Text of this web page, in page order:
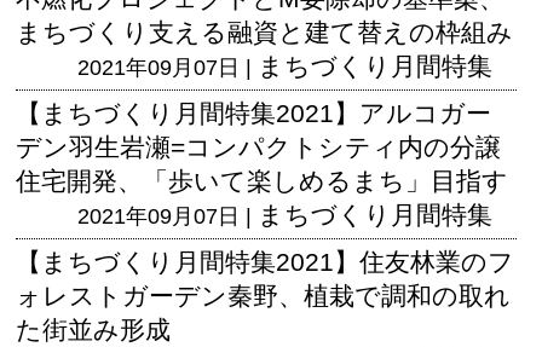
まちづくり支える融資と建て替えの枠組み
2021年09月07日 | まちづくり月間特集
【まちづくり月間特集2021】アルコガー
デン羽生岩瀬=コンパクトシティ内の分譲
住宅開発、「歩いて楽しめるまち」目指す
2021年09月07日 | まちづくり月間特集
【まちづくり月間特集2021】住友林業のフ
ォレストガーデン秦野、植栽で調和の取れ
た街並み形成